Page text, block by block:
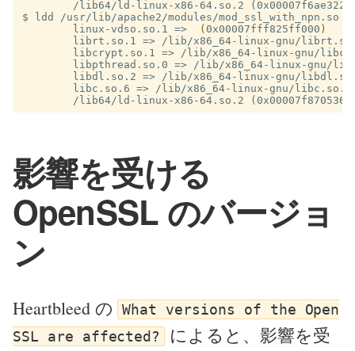
$
        linux-vdso.so.1 =>
( 0x00007fff825ff000 )
        librt.so.1 =>
/lib/x86_64-linux-gnu/
        libcrypt.so.1 =>
/lib/x86_64-linux-gnu/
        libpthread.so.0 =>
/lib/x86_64-linux-gnu/
        libdl.so.2 =>
/lib/x86_64-linux-gnu/
        libc.so.6 =>
/lib/x86_64-linux-gnu/
影響を受ける
OpenSSL のバージョ
ン
Heartbleed の What versions of the Open
SSL are affected?
によると、影響を受